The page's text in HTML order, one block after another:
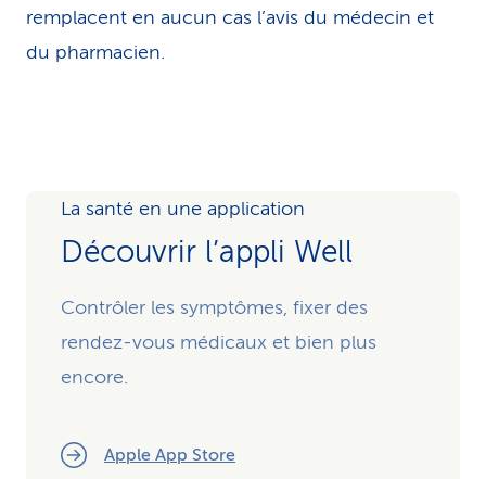
remplacent en aucun cas l’avis du médecin et
du pharmacien.
La santé en une application
Découvrir l’appli Well
Contrôler les symptômes, fixer des
rendez-vous médicaux et bien plus
encore.
Apple App Store